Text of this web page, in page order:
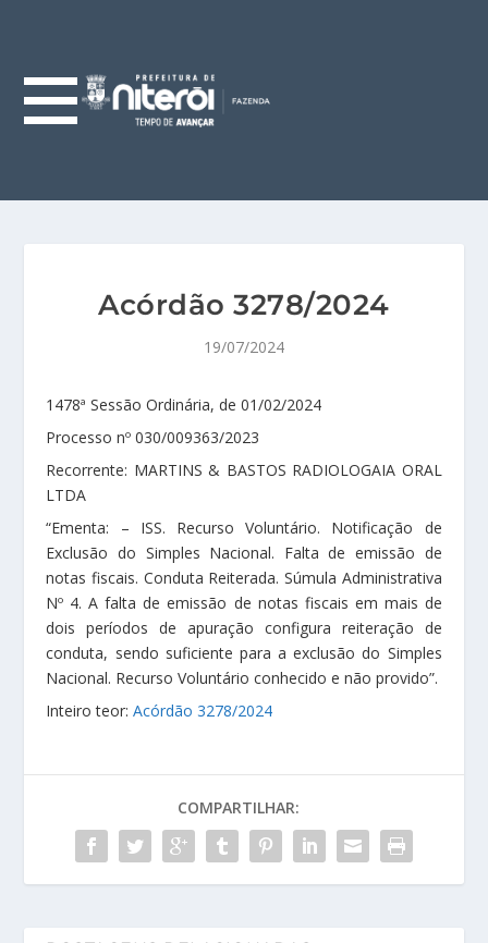
Acórdão 3278/2024
19/07/2024
1478ª Sessão Ordinária, de 01/02/2024
Processo nº 030/009363/2023
Recorrente: MARTINS & BASTOS RADIOLOGAIA ORAL
LTDA
“Ementa: – ISS. Recurso Voluntário. Notificação de
Exclusão do Simples Nacional. Falta de emissão de
notas fiscais. Conduta Reiterada. Súmula Administrativa
Nº 4. A falta de emissão de notas fiscais em mais de
dois períodos de apuração configura reiteração de
conduta, sendo suficiente para a exclusão do Simples
Nacional. Recurso Voluntário conhecido e não provido”.
Inteiro teor:Acórdão 3278/2024
COMPARTILHAR: